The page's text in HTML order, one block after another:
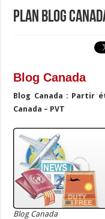
Plan Blog
Blog Canada
Blog Canada : Partir
Canada – PVT
Blog Canada